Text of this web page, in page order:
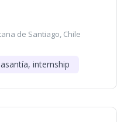
de Santiago, Chile
internship